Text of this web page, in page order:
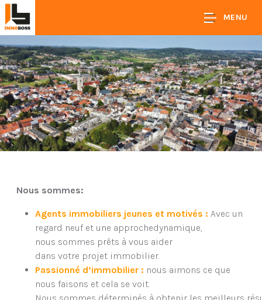
MENU
Nous sommes:
Agents immobiliers jeunes et motivés : Avec un
regard neuf et une approchedynamique,
nous sommes prêts à vous aider
dans votre projet immobilier.
Passionné d’immobilier : nous aimons ce que
nous faisons et cela se voit.